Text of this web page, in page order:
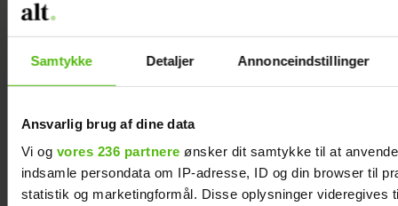
Samtykke Detaljer Annonceindstillinger
Ansvarlig brug af dine data
Vi og vores 236 partnere ønsker dit samtykke til at
indsamle persondata om IP-adresse, ID og din browser til
statistik og marketingformål. Disse oplysninger videregives